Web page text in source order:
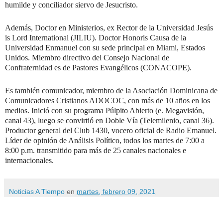
humilde y conciliador siervo de Jesucristo.
Además, Doctor en Ministerios, ex Rector de la Universidad Jesús
is Lord International (JILIU). Doctor Honoris Causa de la
Universidad Enmanuel con su sede principal en Miami, Estados
Unidos. Miembro directivo del Consejo Nacional de
Confraternidad es de Pastores Evangélicos (CONACOPE).
Es también comunicador, miembro de la Asociación Dominicana de
Comunicadores Cristianos ADOCOC, con más de 10 años en los
medios. Inició con su programa Púlpito Abierto (e. Megavisión,
canal 43), luego se convirtió en Doble Vía (Telemilenio, canal 36).
Productor general del Club 1430, vocero oficial de Radio Emanuel.
Líder de opinión de Análisis Político, todos los martes de 7:00 a
8:00 p.m. transmitido para más de 25 canales nacionales e
internacionales.
Noticias A Tiempo en martes, febrero 09, 2021